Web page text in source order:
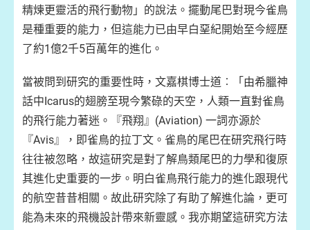
精煉更靈活的飛行動物」的說法。擺動尾巴對現今雀鳥
是種重要的能力，但這能力已由早白堊紀開始至今經歷
了約1億2千5百萬年的進化。
當被問到研究的重要性時，文嘉棋博士道︰「由希臘神
話中Icarus的翅膀至現今繁碌的天空，人類一直對雀鳥
的飛行能力著迷。『飛翔』(Aviation) 一詞亦源於
『Avis』，即雀鳥的拉丁文。雀鳥的尾巴在研究飛行時
往往被忽略，故這研究是對了解鳥類尾巴的力學和復原
其進化史重要的一步。明白雀鳥飛行能力的進化跟現代
的航空昔昔相關。故此研究除了有助了解進化論，更可
能為未來的飛機設計帶來新靈感。我亦期望這研究方法